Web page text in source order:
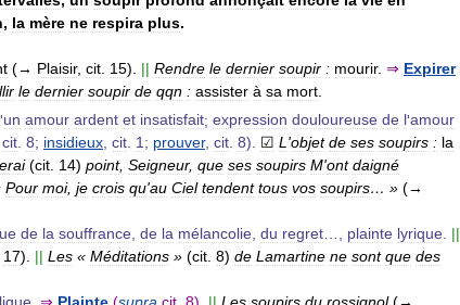
, la mère ne respira plus.
(→ Plaisir, cit 15). || Rendre le dernier soupir : mourir. ⇒ Expirer
le dernier soupir de qqn : assister à sa mort
'un amour ardent et insatisfait; expression douloureuse de l'amour
cit. 8; insidieux, cit. 1; prouver, cit. 8). ☑ L'objet de ses soupirs : la
(cit. 14) point, Seigneur, que ses soupirs M'ont daigné
Pour moi, je crois qu'au Ciel tendent tous vos soupirs… » (→
de la souffrance, de la mélancolie, du regret…, plainte lyrique. ||
17). || Les « Méditations » (cit. 8) de Lamartine ne sont que des